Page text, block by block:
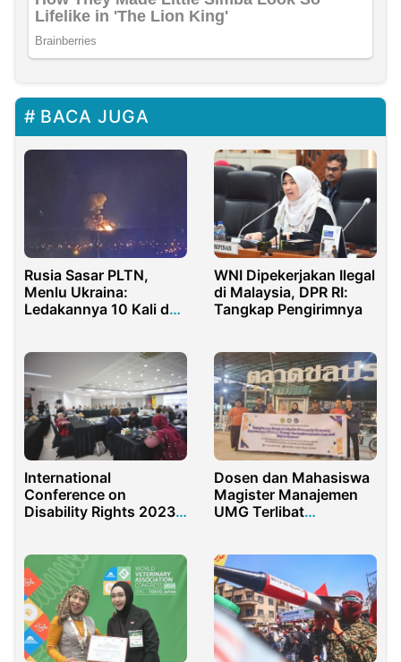
BACA JUGA
Rusia Sasar PLTN,
Menlu Ukraina:
Ledakannya 10 Kali dari
WNI Dipekerjakan Ilegal
di Malaysia, DPR RI:
Tangkap Pengirimnya
International
Conference on
Disability Rights 2023:
Pembangunan Inklusif
Disabilitas
Dosen dan Mahasiswa
Magister Manajemen
UMG Terlibat